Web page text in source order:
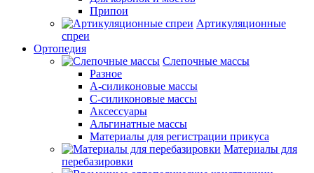
Припои
Артикуляционные
спреи
Ортопедия
Слепочные массы
Разное
А-силиконовые массы
С-силиконовые массы
Аксессуары
Альгинатные массы
Материалы для регистрации прикуса
Материалы для
перебазировки